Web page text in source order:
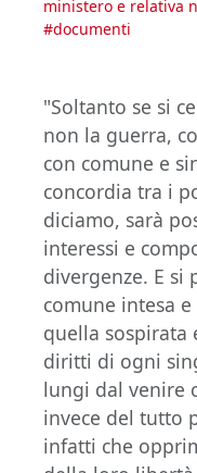
ministero e relativa
#documenti
"Soltanto se si
non la guerra,
con comune e
concordia tra i
diciamo, sarà
interessi e
divergenze. E si
comune intesa
quella sospirata
diritti di ogni
lungi dal venire
invece del tutto
infatti che